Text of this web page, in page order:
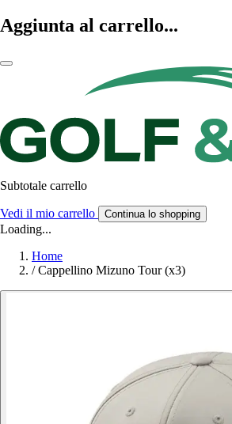
Aggiunta al carrello...
Subtotale carrello
Vedi il mio carrello Continua lo shopping
Loading...
Home
/ Cappellino Mizuno Tour (x3)